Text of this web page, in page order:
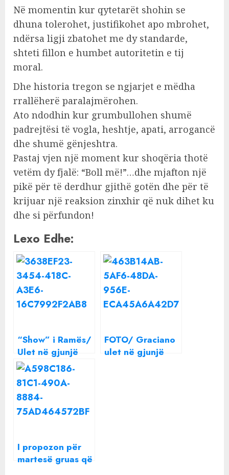
Në momentin kur qytetarët shohin se
dhuna tolerohet, justifikohet apo mbrohet,
ndërsa ligji zbatohet me dy standarde,
shteti fillon e humbet autoritetin e tij
moral.
Dhe historia tregon se ngjarjet e mëdha
rrallëherë paralajmërohen.
Ato ndodhin kur grumbullohen shumë
padrejtësi të vogla, heshtje, apati, arrogancë
dhe shumë gënjeshtra.
Pastaj vjen një moment kur shoqëria thotë
vetëm dy fjalë: “Boll më!”…dhe mjafton një
pikë për të derdhur gjithë gotën dhe për të
krijuar një reaksion zinxhir që nuk dihet ku
dhe si përfundon!
Lexo Edhe:
“Show” i Ramës/
Ulet në gjunjë
para kryeministrit
të Luksemburgut
FOTO/ Graciano
ulet në gjunjë
I propozon për
martesë gruas që